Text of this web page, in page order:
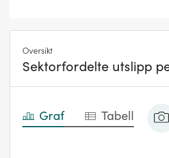
Oversikt
Sektorfordelte utslipp
Graf Tabell